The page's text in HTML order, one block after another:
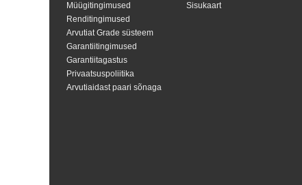
Müügitingimused
Renditingimused
Arvutiat Grade süsteem
Garantiitingimused
Garantiitagastus
Privaatsuspoliitika
Arvutiaidast paari sõnaga
Sisukaart